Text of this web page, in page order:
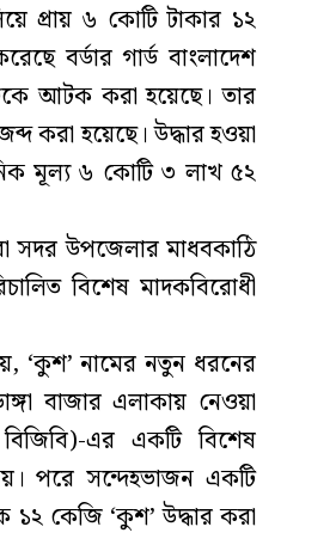
প্রায় ৬ কোটি টাকার ১২
বর্ডার গার্ড বাংলাদেশ
আটক করা হয়েছে। তার
করা হয়েছে। উদ্ধার হওয়া
মূল্য ৬ কোটি ৩ লাখ ৫২
সদর উপজেলার মাধবকাঠি
বিশেষ মাদকবিরোধী
‘কুশ’ নামের নতুন ধরনের
বাজার এলাকায় নেওয়া
এর একটি বিশেষ
পরে সন্দেহভাজন একটি
১২ কেজি ‘কুশ’ উদ্ধার করা